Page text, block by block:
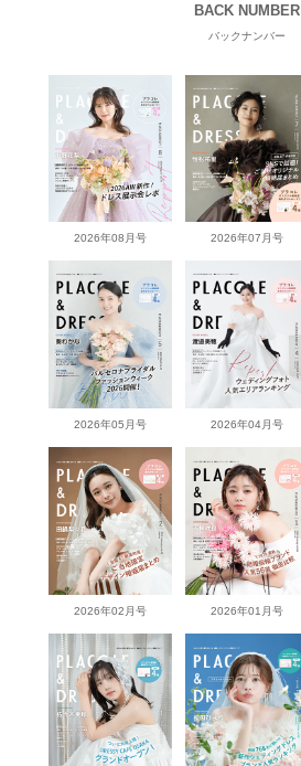
BACK NUMBER
バックナンバー
2026年08月号 2026年07月号
2026年05月号 2026年04月号
2026年02月号 2026年01月号